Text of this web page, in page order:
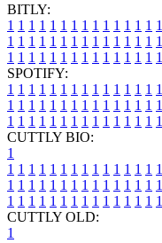
BITLY:
1 1 1 1 1 1 1 1 1 1 1 1 1 1 1
1 1 1 1 1 1 1 1 1 1 1 1 1 1 1
1 1 1 1 1 1 1 1 1 1 1 1 1 1 1
SPOTIFY:
1 1 1 1 1 1 1 1 1 1 1 1 1 1 1
1 1 1 1 1 1 1 1 1 1 1 1 1 1 1
1 1 1 1 1 1 1 1 1 1 1 1 1 1 1
CUTTLY BIO:
1
1 1 1 1 1 1 1 1 1 1 1 1 1 1 1
1 1 1 1 1 1 1 1 1 1 1 1 1 1 1
1 1 1 1 1 1 1 1 1 1 1 1 1 1 1
CUTTLY OLD:
1